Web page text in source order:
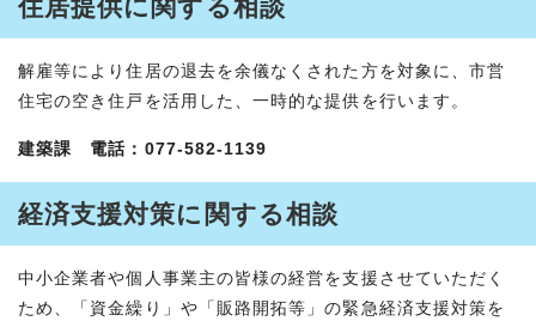
住居提供に関する相談
解雇等により住居の退去を余儀なくされた方を対象に、市営
住宅の空き住戸を活用した、一時的な提供を行います。
建築課 電話：077-582-1139
経済支援対策に関する相談
中小企業者や個人事業主の皆様の経営を支援させていただく
ため、「資金繰り」や「販路開拓等」の緊急経済支援対策を